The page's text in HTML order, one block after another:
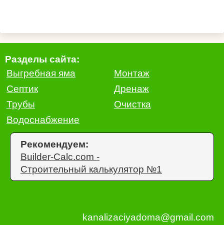
Разделы сайта:
Выгребная яма
Монтаж
Септик
Дренаж
Трубы
Очистка
Водоснабжение
Рекомендуем:
Builder-Calc.com -
Строительный калькулятор №1
kanalizaciyadoma@gmail.com